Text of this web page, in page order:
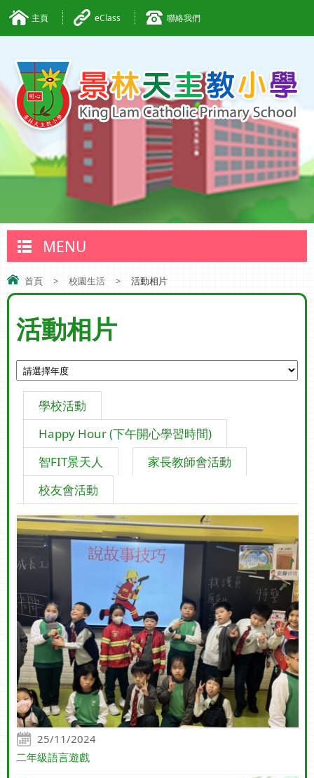
主頁 eClass 聯絡我們
MENU
首頁 > 校園生活 > 活動相片
活動相片
學校活動
Happy Hour (下午開心學習時間)
智FIT景天人
家長教師會活動
校友會活動
25/11/2024
二年級語言遊戲